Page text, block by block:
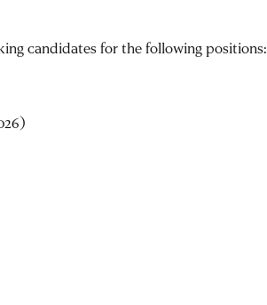
candidates for the following positions: